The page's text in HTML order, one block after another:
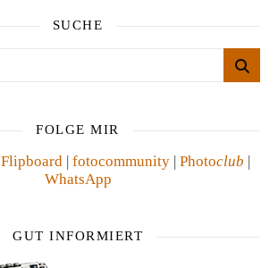
SUCHE
FOLGE MIR
Flipboard| fotocommunity| Photoclub |
WhatsApp
GUT INFORMIERT